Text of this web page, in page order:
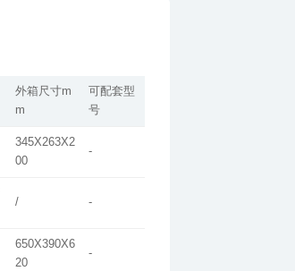
外箱尺寸m
m
可配套型
号
345X263X2
00
-
/ -
650X390X6
20
-